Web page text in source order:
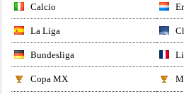
Calcio
La Liga
Bundesliga
Copa MX